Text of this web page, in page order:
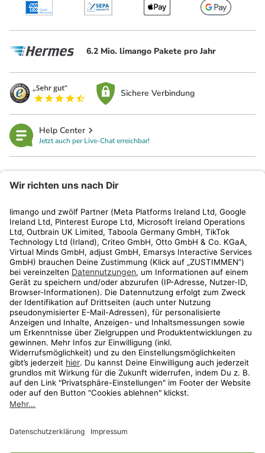
6.2 Mio. limango Pakete pro Jahr
Sichere Verbindung
Help Center
Jetzt auch per Live-Chat erreichbar!
Kundenservice
Shop
Aktionen
Travel